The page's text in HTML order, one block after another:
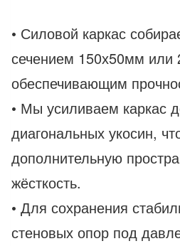
• Силовой каркас
сечением 150х50мм или
обеспечивающим
• Мы усиливаем каркас
диагональных укосин,
дополнительную
жёсткость.
• Для сохранения
стеновых опор под